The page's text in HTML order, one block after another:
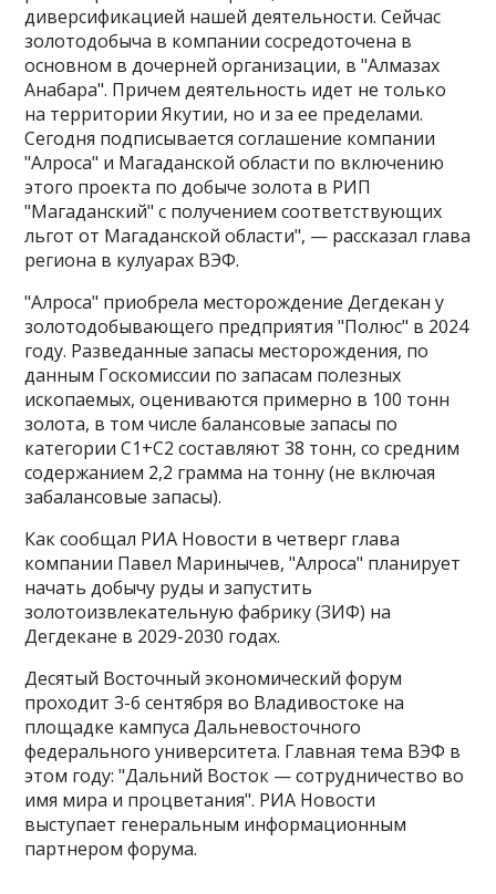
диверсификацией нашей деятельности​​​. Сейчас
золотодобыча в компании сосредоточена в
основном в дочерней организации, в "Алмазах
Анабара". Причем деятельность идет не только
на территории Якутии, но и за ее пределами.
Сегодня подписывается соглашение компании
"Алроса" и Магаданской области по включению
этого проекта по добыче золота в РИП
"Магаданский" с получением соответствующих
льгот от Магаданской области", — рассказал глава
региона в кулуарах ВЭФ.
"Алроса" приобрела месторождение Дегдекан у
золотодобывающего предприятия "Полюс" в 2024
году. Разведанные запасы месторождения, по
данным Госкомиссии по запасам полезных
ископаемых, оцениваются примерно в 100 тонн
золота, в том числе балансовые запасы по
категории С1+С2 составляют 38 тонн, со средним
содержанием 2,2 грамма на тонну (не включая
забалансовые запасы).
Как сообщал РИА Новости в четверг глава
компании Павел Маринычев, "Алроса" планирует
начать добычу руды и запустить
золотоизвлекательную фабрику (ЗИФ) на
Дегдекане в 2029-2030 годах.
Десятый Восточный экономический форум
проходит 3-6 сентября во Владивостоке на
площадке кампуса Дальневосточного
федерального университета. Главная тема ВЭФ в
этом году: "Дальний Восток — сотрудничество во
имя мира и процветания". РИА Новости
выступает генеральным информационным
партнером форума.